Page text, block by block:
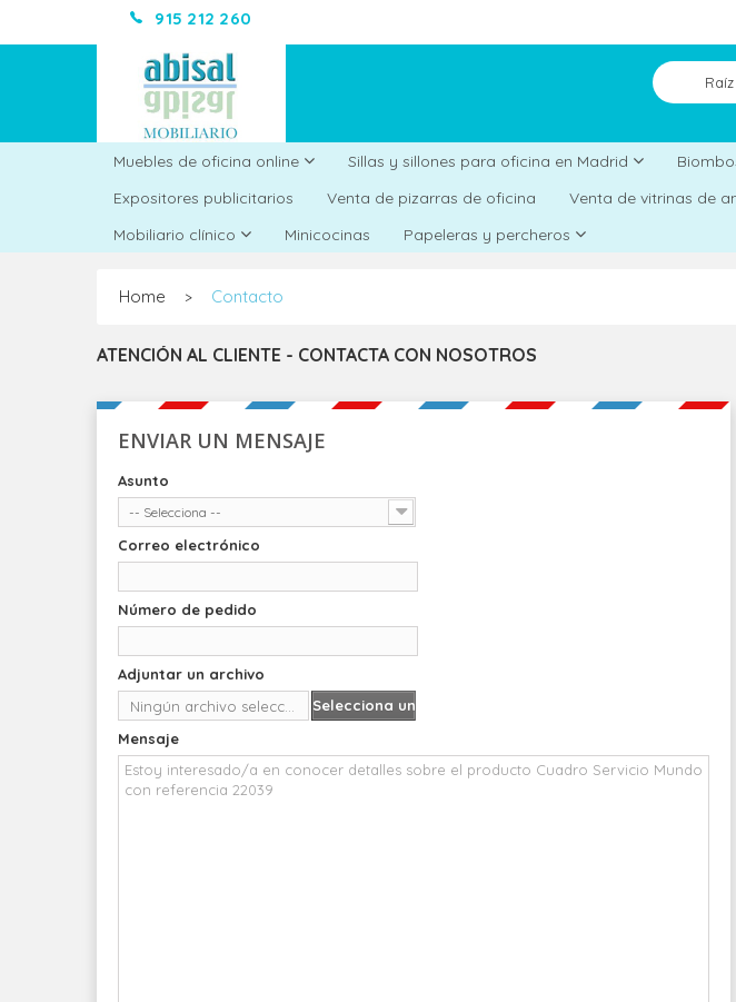
915 212 260
Raíz
Muebles de oficina online Sillas y sillones para oficina en Madrid
Expositores publicitarios
Venta de pizarras de oficina Venta de vitrinas de
Mobiliario clínico
Minicocinas Papeleras y percheros
Home > Contacto
ATENCIÓN AL CLIENTE - CONTACTA CON NOSOTROS
ENVIAR UN MENSAJE
Asunto
-- Selecciona --
Correo electrónico
Número de pedido
Adjuntar un archivo
Ningún archivo seleccionadoSelecciona un
Mensaje